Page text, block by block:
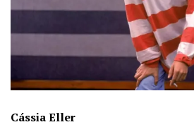
Cássia Eller